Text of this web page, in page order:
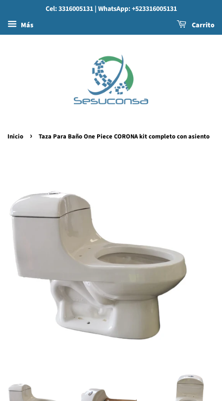
Cel: 3316005131 | WhatsApp: +523316005131
Más
Carrito
Inicio › Taza Para Baño One Piece CORONA kit completo con asiento